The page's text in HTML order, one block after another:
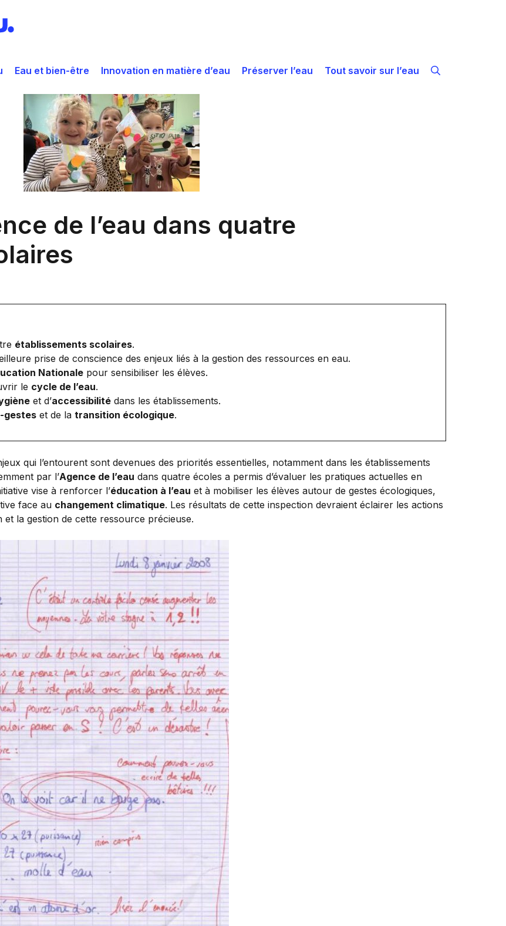
Eau et bien-être Innovation en matière d’eau Préserver l’eau Tout savoir sur l’eau
de l’eau dans quatre
établissements scolaires.
prise de conscience des enjeux liés à la gestion des ressources en eau.
Nationale pour sensibiliser les élèves.
le cycle de l’eau.
et d’accessibilité dans les établissements.
gestes et de la transition écologique.
qui l’entourent sont devenues des priorités essentielles, notamment dans les établissements
par l’Agence de l’eau dans quatre écoles a permis d’évaluer les pratiques actuelles en
vise à renforcer l’éducation à l’eau et à mobiliser les élèves autour de gestes écologiques,
face au changement climatique. Les résultats de cette inspection devraient éclairer les actions
la gestion de cette ressource précieuse.